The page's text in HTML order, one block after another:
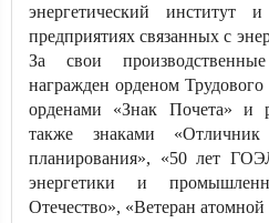
энергетический институт
предприятиях связанных с
За свои
награжден орденом
орденами «Знак Почета» и
также знаками «Отличник
планирования», «50 лет
энергетики и
Отечество», «Ветеран атомной